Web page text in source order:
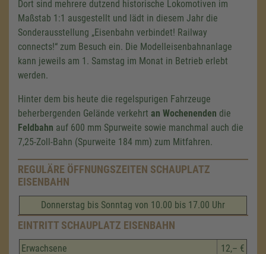
Dort sind mehrere dutzend historische Lokomotiven im
Maßstab 1:1 ausgestellt und lädt in diesem Jahr die
Sonderausstellung „Eisenbahn verbindet! Railway
connects!“ zum Besuch ein. Die Modelleisenbahnanlage
kann jeweils am 1. Samstag im Monat in Betrieb erlebt
werden.
Hinter dem bis heute die regelspurigen Fahrzeuge
beherbergenden Gelände verkehrt an Wochenenden die
Feldbahn auf 600 mm Spurweite sowie manchmal auch die
7,25-Zoll-Bahn (Spurweite 184 mm) zum Mitfahren.
REGULÄRE ÖFFNUNGSZEITEN SCHAUPLATZ
EISENBAHN
Donnerstag bis Sonntag von 10.00 bis 17.00 Uhr
EINTRITT SCHAUPLATZ EISENBAHN
Erwachsene 12,– €